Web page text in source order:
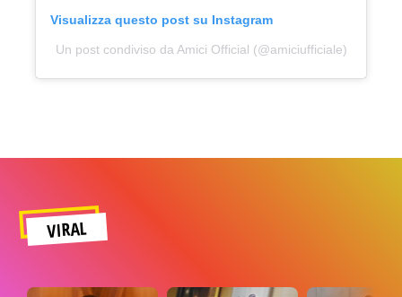
Visualizza questo post su Instagram
Un post condiviso da Amici Official (@amiciufficiale)
VIRAL